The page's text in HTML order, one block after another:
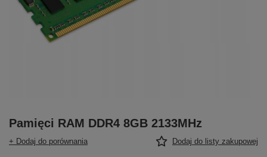
Pamięci RAM DDR4 8GB 2133MHz
+ Dodaj do porównania Dodaj do listy zakupowej